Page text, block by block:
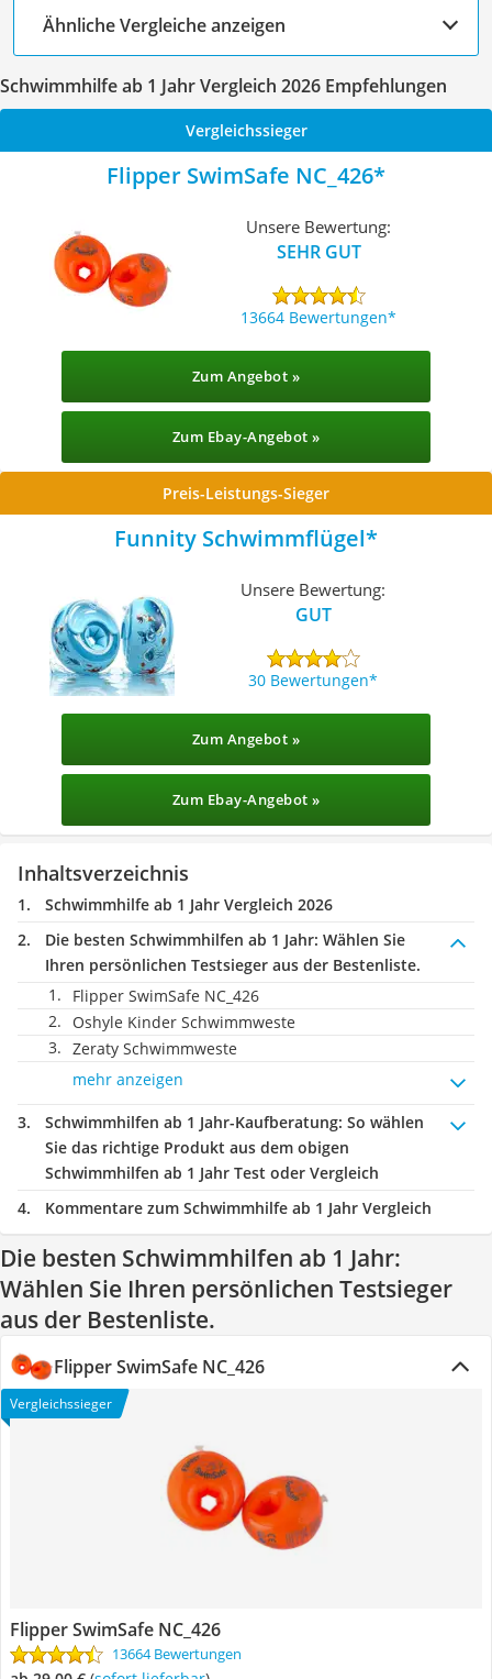
Ähnliche Vergleiche anzeigen
Schwimmhilfe ab 1 Jahr Vergleich 2026 Empfehlungen
Vergleichssieger
Flipper SwimSafe NC_426
Unsere Bewertung:
SEHR GUT
13664 Bewertungen
Zum Angebot »
Zum Ebay-Angebot »
Preis-Leistungs-Sieger
Funnity Schwimmflügel
Unsere Bewertung:
GUT
30 Bewertungen
Zum Angebot »
Zum Ebay-Angebot »
Inhaltsverzeichnis
Schwimmhilfe ab 1 Jahr Vergleich 2026
Die besten Schwimmhilfen ab 1 Jahr: Wählen Sie
Ihren persönlichen Testsieger aus der Bestenliste.
Flipper SwimSafe NC_426
Oshyle Kinder Schwimmweste
Zeraty Schwimmweste
mehr anzeigen
Schwimmhilfen ab 1 Jahr-Kaufberatung: So wählen
Sie das richtige Produkt aus dem obigen
Schwimmhilfen ab 1 Jahr Test oder Vergleich
Kommentare zum Schwimmhilfe ab 1 Jahr Vergleich
Die besten Schwimmhilfen ab 1 Jahr:
Wählen Sie Ihren persönlichen Testsieger
aus der Bestenliste.
Flipper SwimSafe NC_426
Vergleichssieger
Flipper SwimSafe NC_426
13664 Bewertungen